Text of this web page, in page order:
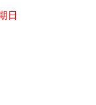
日